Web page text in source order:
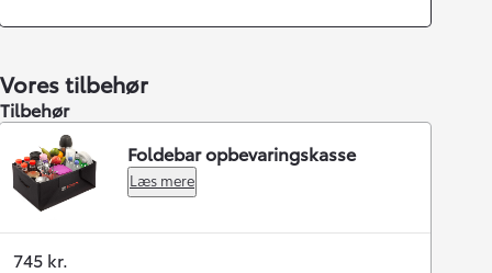
Vores tilbehør
Tilbehør
Foldebar opbevaringskasse
Læs mere
745 kr.